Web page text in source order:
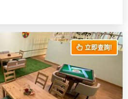
立即查詢!